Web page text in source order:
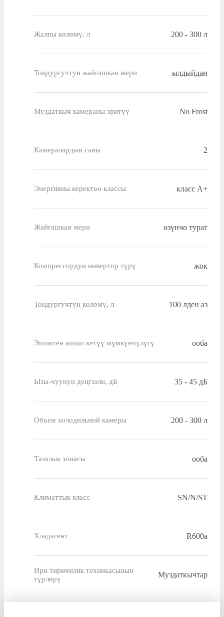
Жалпы көлөмү, л 200 - 300 л
Тоңдургучтун жайгашкан жери ылдыйдан
Муздаткыч камераны эритүү No Frost
Камералардын саны 2
Энергияны керектөө классы класс A+
Жайгашкан жери өзүнчө турат
Компрессордун инвертор түрү жок
Тоңдургучтун көлөмү, л 100 лден аз
Эшиктен ашып кетүү мүмкүнчүлүгү ооба
Ызы-чуунун деңгээли, дБ 35 - 45 дБ
Объем холодильной камеры 200 - 300 л
Тазалык зонасы ооба
Климаттык класс SN/N/ST
Хладагент R600a
Ири тиричилик техникасынын
түрлөрү
Муздаткычтар